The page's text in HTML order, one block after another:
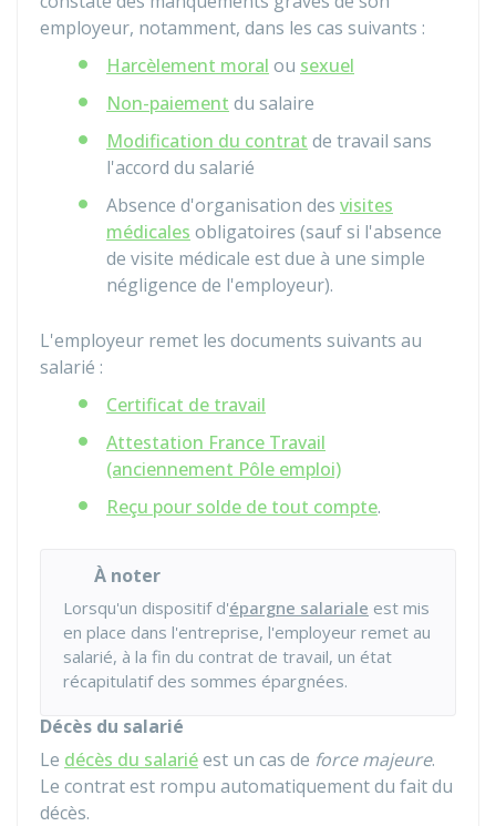
employeur, notamment, dans les cas suivants :
Harcèlement moral ou sexuel
Non-paiement du salaire
Modification du contrat de travail sans
l'accord du salarié
Absence d'organisation des visites
médicales obligatoires (sauf si l'absence
de visite médicale est due à une simple
négligence de l'employeur).
L'employeur remet les documents suivants au
salarié :
Certificat de travail
Attestation France Travail
(anciennement Pôle emploi)
Reçu pour solde de tout compte.
À noter
Lorsqu'un dispositif d'épargne salariale est mis
en place dans l'entreprise, l'employeur remet au
salarié, à la fin du contrat de travail, un état
récapitulatif des sommes épargnées.
Décès du salarié
Le décès du salariéest un cas de force majeure.
Le contrat est rompu automatiquement du fait du
décès.